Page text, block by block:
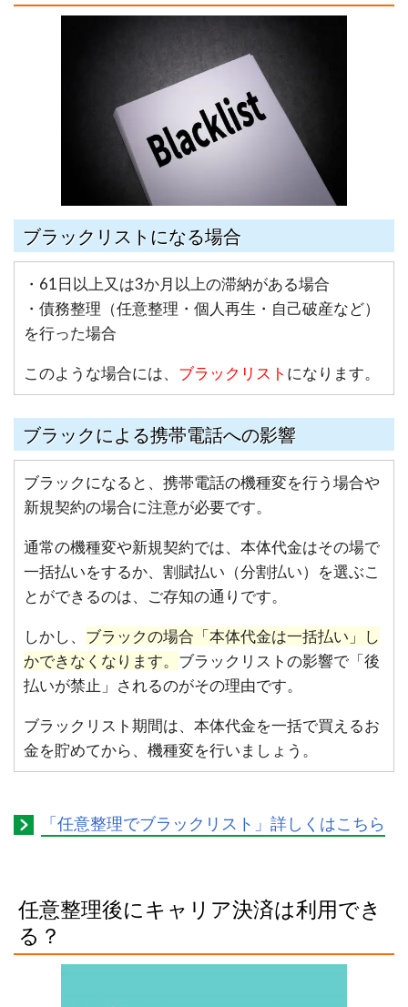
ブラックリストになる場合
・61日以上又は3か月以上の滞納がある場合
・債務整理（任意整理・個人再生・自己破産など）
を行った場合
このような場合には、 ブラックリスト になります。
ブラックによる携帯電話への影響
ブラックになると、携帯電話の機種変を行う場合や
新規契約の場合に注意が必要です。
通常の機種変や新規契約では、本体代金はその場で
一括払いをするか、割賦払い（分割払い）を選ぶこ
とができるのは、ご存知の通りです。
しかし、 ブラックの場合「本体代金は一括払い」し
かできなくなります。 ブラックリストの影響で「後
払いが禁止」されるのがその理由です。
ブラックリスト期間は、本体代金を一括で買えるお
金を貯めてから、機種変を行いましょう。
「任意整理でブラックリスト」詳しくはこちら
任意整理後にキャリア決済は利用でき
る？